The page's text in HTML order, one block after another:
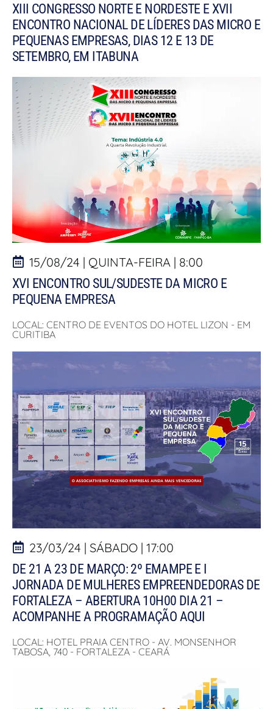
XIII CONGRESSO NORTE E NORDESTE E XVII
ENCONTRO NACIONAL DE LÍDERES DAS MICRO E
PEQUENAS EMPRESAS, DIAS 12 E 13 DE
SETEMBRO, EM ITABUNA
15/08/24 | QUINTA-FEIRA | 8:00
XVI ENCONTRO SUL/SUDESTE DA MICRO E
PEQUENA EMPRESA
LOCAL: CENTRO DE EVENTOS DO HOTEL LIZON - EM
CURITIBA
23/03/24 | SÁBADO | 17:00
DE 21 A 23 DE MARÇO: 2º EMAMPE E I
JORNADA DE MULHERES EMPREENDEDORAS DE
FORTALEZA – ABERTURA 10H00 DIA 21 –
ACOMPANHE A PROGRAMAÇÃO AQUI
LOCAL: HOTEL PRAIA CENTRO - AV. MONSENHOR
TABOSA, 740 - FORTALEZA - CEARÁ